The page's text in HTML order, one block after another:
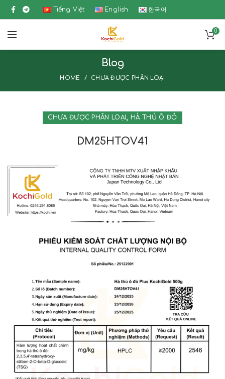
Tiếng Việt English 한국어
0
Blog
HOME CHƯA ĐƯỢC PHÂN LOẠI
CHƯA ĐƯỢC PHÂN LOẠI,HÀ THỦ Ô ĐỎ
DM25HTOV41